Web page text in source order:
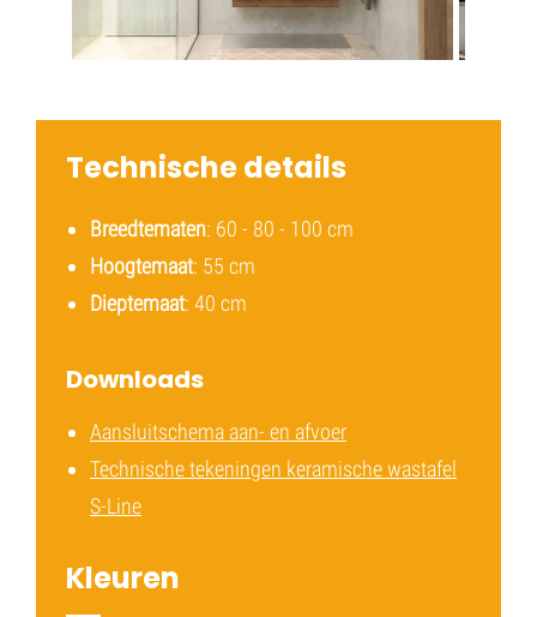
Technische details
Breedtematen: 60 - 80 - 100 cm
Hoogtemaat: 55 cm
Dieptemaat: 40 cm
Downloads
Aansluitschema aan- en afvoer
Technische tekeningen keramische wastafel
S-Line
Kleuren